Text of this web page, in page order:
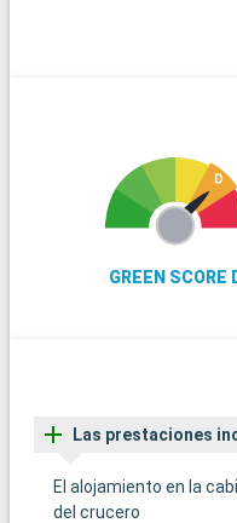
GREEN SCORE
Las prestaciones
El alojamiento en la
del crucero